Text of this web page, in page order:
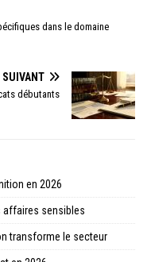
dans le domaine
SUIVANT
débutants
en 2026
affaires sensibles
transforme le secteur